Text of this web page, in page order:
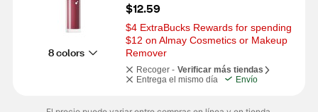
8 colors
$12.59
$4 ExtraBucks Rewards for spending
$12 on Almay Cosmetics or Makeup
Remover
Recoger - Verificar más tiendas
Entrega el mismo día
Envío